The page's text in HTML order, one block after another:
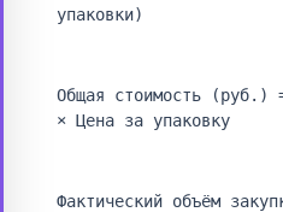
упаковки)
Общая стоимость (руб.)
× Цена за упаковку
Фактический объём